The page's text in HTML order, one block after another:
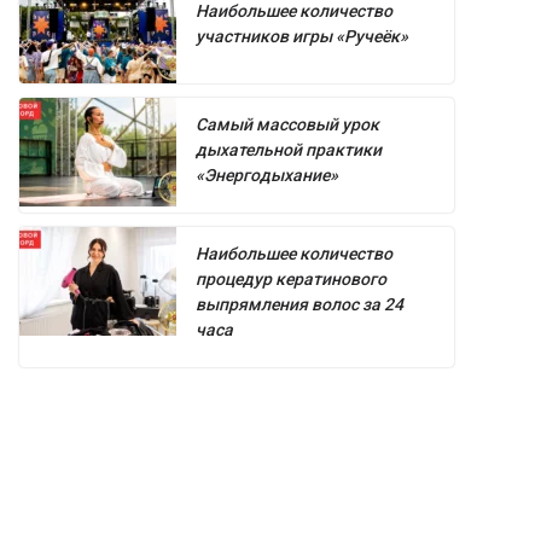
Наибольшее количество
участников игры «Ручеёк»
Самый массовый урок
дыхательной практики
«Энергодыхание»
Наибольшее количество
процедур кератинового
выпрямления волос за 24
часа